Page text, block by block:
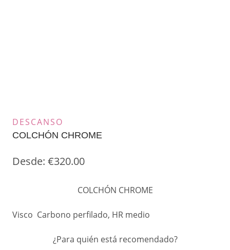
DESCANSO
COLCHÓN CHROME
Desde: €320.00
COLCHÓN CHROME
Visco Carbono perfilado, HR medio
¿Para quién está recomendado?